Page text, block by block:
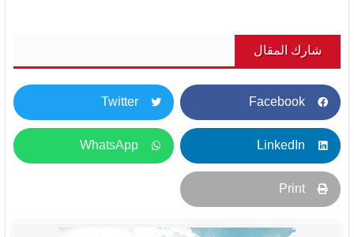
شارك المقال
Facebook
Twitter
LinkedIn
WhatsApp
Print